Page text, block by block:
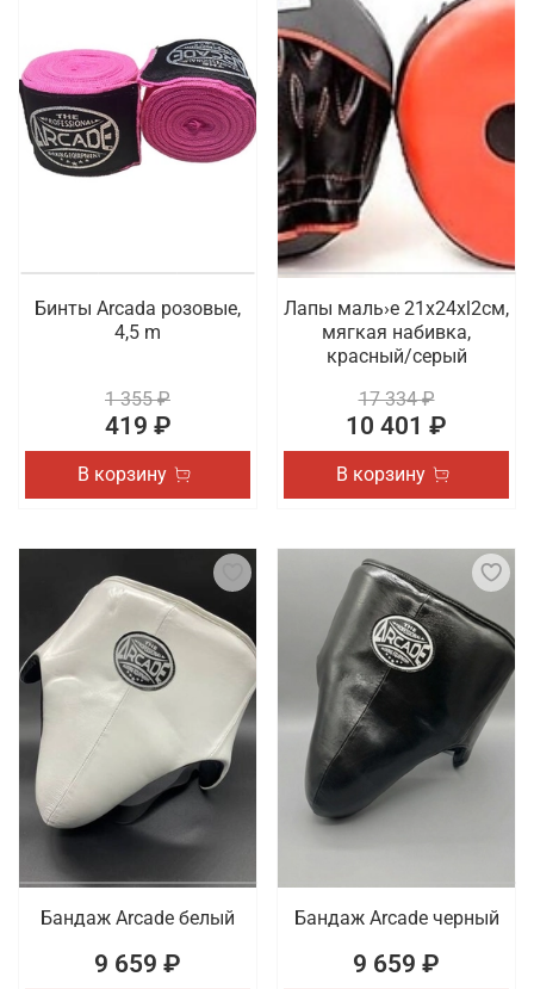
Бинты Arcada розовые,
4,5 m
1 355 ₽
419 ₽
В корзину
Лапы маль›е 21x24xl2cм,
мягкая набивка,
красный/серый
17 334 ₽
10 401 ₽
В корзину
Бандаж Arcade белый
9 659 ₽
Бандаж Arcade черный
9 659 ₽